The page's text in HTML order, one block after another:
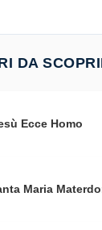
DA
Ecce Homo
Maria